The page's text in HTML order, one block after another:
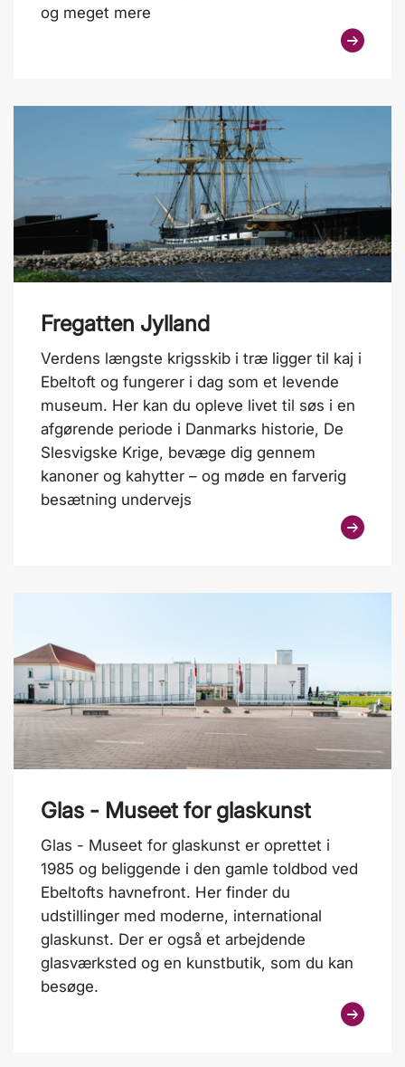
og meget mere
Fregatten Jylland
Verdens længste krigsskib i træ ligger til kaj i
Ebeltoft og fungerer i dag som et levende
museum. Her kan du opleve livet til søs i en
afgørende periode i Danmarks historie, De
Slesvigske Krige, bevæge dig gennem
kanoner og kahytter – og møde en farverig
besætning undervejs
Glas - Museet for glaskunst
Glas - Museet for glaskunst er oprettet i
1985 og beliggende i den gamle toldbod ved
Ebeltofts havnefront. Her finder du
udstillinger med moderne, international
glaskunst. Der er også et arbejdende
glasværksted og en kunstbutik, som du kan
besøge.